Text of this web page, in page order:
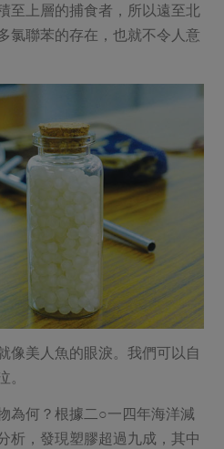
至上層的捕食者，所以遠至北
氯聯苯的存在，也就不令人意
像美人魚的眼淚。我們可以自
。
為何？根據二○一四年海洋減
析，發現塑膠超過九成，其中